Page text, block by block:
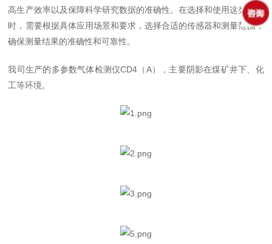
高生产效率以及保障科学研究数据的准确性。在选择和使用这类设备
时，需要根据具体应用场景和要求，选择合适的传感器和测量范围，
确保测量结果的准确性和可靠性。
我司生产的多参数气体检测仪CD4（A），主要阴影在煤矿井下、化
工等环境。